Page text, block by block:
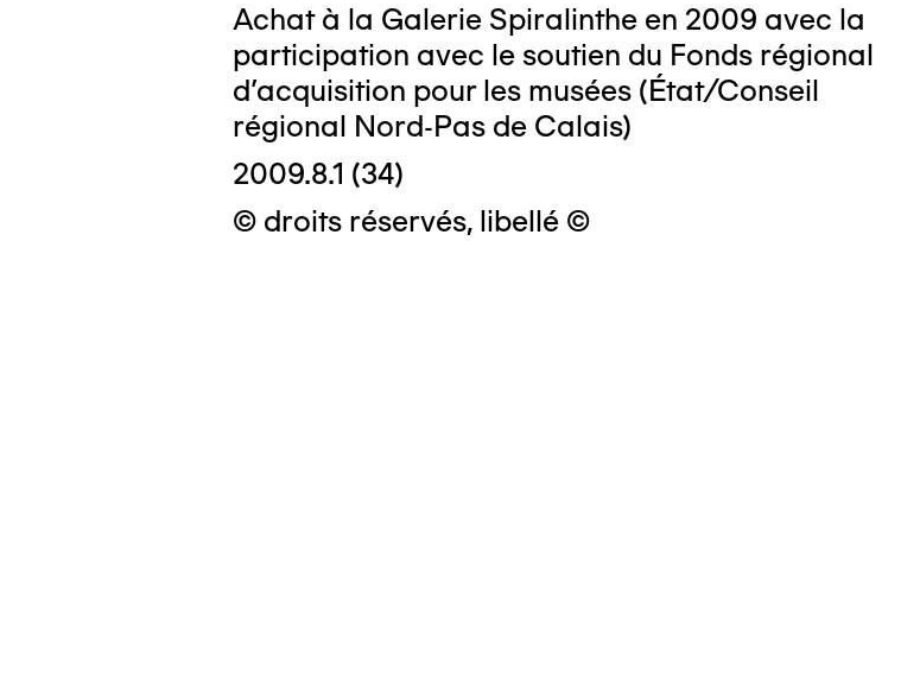
Achat à la Galerie Spiralinthe en 2009 avec la
participation avec le soutien du Fonds régional
d'acquisition pour les musées (État/Conseil
régional Nord-Pas de Calais)
2009.8.1 (34)
© droits réservés, libellé ©